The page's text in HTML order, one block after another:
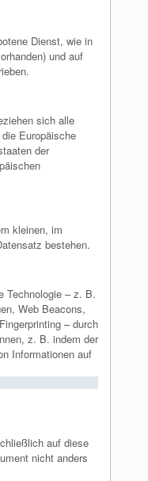
Dienst, wie in
und auf
sich alle
Europäische
der
kleinen, im
bestehen.
Technologie – z. B.
Web Beacons,
– durch
z. B. indem der
Informationen auf
auf diese
nicht anders